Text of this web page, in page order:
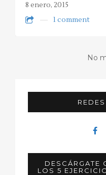
8 enero, 2015
1 comment
No
DESCÁRGATE
LOS 5